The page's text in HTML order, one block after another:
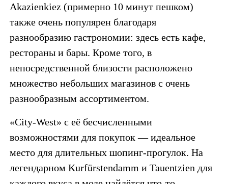
Akazienkiez (примерно 10 минут пешком)
также очень популярен благодаря
разнообразию гастрономии: здесь есть кафе,
рестораны и бары. Кроме того, в
непосредственной близости расположено
множество небольших магазинов с очень
разнообразным ассортиментом.
«City-West» с её бесчисленными
возможностями для покупок — идеальное
место для длительных шопинг-прогулок. На
легендарном Kurfürstendamm и Tauentzien для